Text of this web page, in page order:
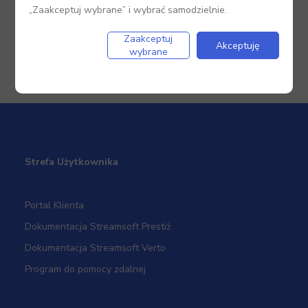
Strefa Użytkownika
Portal Klienta
Dokumentacja Streamsoft Prestiż
Dokumentacja Streamsoft Verto
Program do pomocy zdalnej
„Zaakceptuj wybrane” i wybrać samodzielnie.
Zaakceptuj
wybrane
Akceptuję